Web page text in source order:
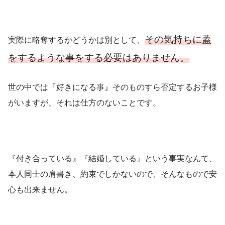
実際に略奪するかどうかは別として、 その気持ちに蓋
をするような事をする必要はありません。
世の中では『好きになる事』そのものすら否定するお子様
がいますが、それは仕方のないことです。
『付き合っている』『結婚している』という事実なんて、
本人同士の肩書き、約束でしかないので、そんなもので安
心も出来ません。